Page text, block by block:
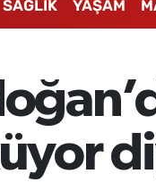
SAĞLIK YAŞAM